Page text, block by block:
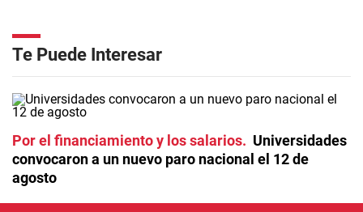
Te Puede Interesar
Por el financiamiento y los salarios
Universidades
convocaron a un nuevo paro nacional el 12 de
agosto